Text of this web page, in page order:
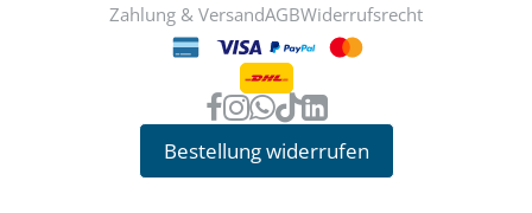
Zahlung & VersandAGBWiderrufsrecht
Bestellung widerrufen